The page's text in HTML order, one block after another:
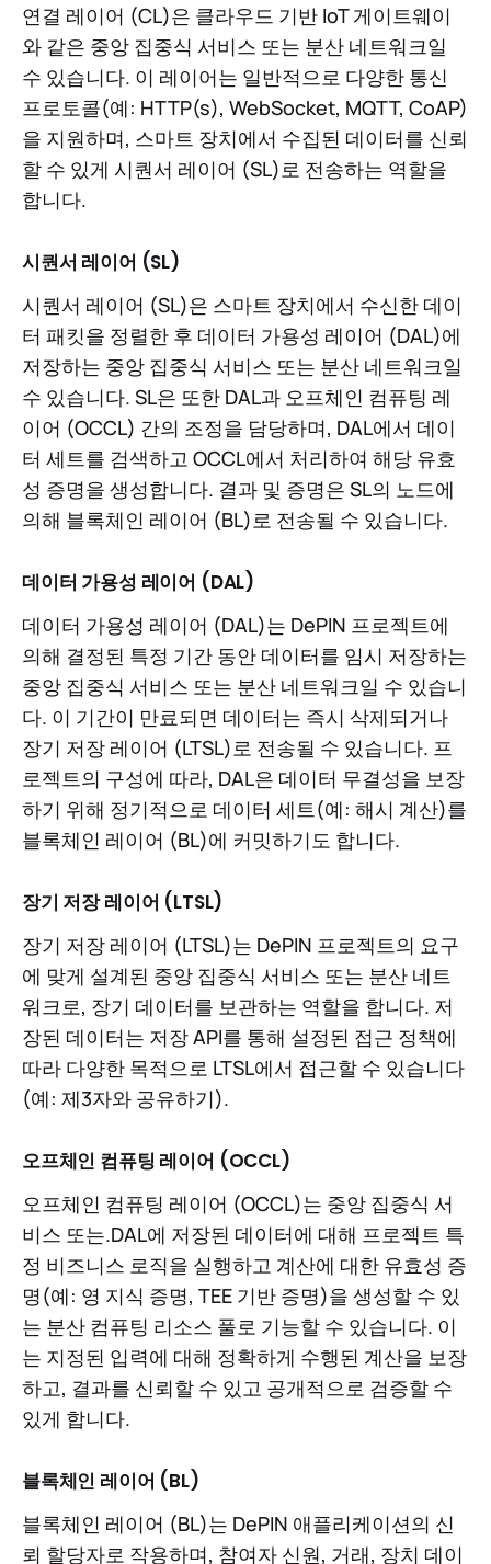
연결 레이어 (CL)은 클라우드 기반 IoT 게이트웨이
와 같은 중앙 집중식 서비스 또는 분산 네트워크일
수 있습니다. 이 레이어는 일반적으로 다양한 통신
프로토콜(예: HTTP(s), WebSocket, MQTT, CoAP)
을 지원하며, 스마트 장치에서 수집된 데이터를 신뢰
할 수 있게 시퀀서 레이어 (SL)로 전송하는 역할을
합니다.
시퀀서 레이어 (SL)
시퀀서 레이어 (SL)은 스마트 장치에서 수신한 데이
터 패킷을 정렬한 후 데이터 가용성 레이어 (DAL)에
저장하는 중앙 집중식 서비스 또는 분산 네트워크일
수 있습니다. SL은 또한 DAL과 오프체인 컴퓨팅 레
이어 (OCCL) 간의 조정을 담당하며, DAL에서 데이
터 세트를 검색하고 OCCL에서 처리하여 해당 유효
성 증명을 생성합니다. 결과 및 증명은 SL의 노드에
의해 블록체인 레이어 (BL)로 전송될 수 있습니다.
데이터 가용성 레이어 (DAL)
데이터 가용성 레이어 (DAL)는 DePIN 프로젝트에
의해 결정된 특정 기간 동안 데이터를 임시 저장하는
중앙 집중식 서비스 또는 분산 네트워크일 수 있습니
다. 이 기간이 만료되면 데이터는 즉시 삭제되거나
장기 저장 레이어 (LTSL)로 전송될 수 있습니다. 프
로젝트의 구성에 따라, DAL은 데이터 무결성을 보장
하기 위해 정기적으로 데이터 세트(예: 해시 계산)를
블록체인 레이어 (BL)에 커밋하기도 합니다.
장기 저장 레이어 (LTSL)
장기 저장 레이어 (LTSL)는 DePIN 프로젝트의 요구
에 맞게 설계된 중앙 집중식 서비스 또는 분산 네트
워크로, 장기 데이터를 보관하는 역할을 합니다. 저
장된 데이터는 저장 API를 통해 설정된 접근 정책에
따라 다양한 목적으로 LTSL에서 접근할 수 있습니다
(예: 제3자와 공유하기).
오프체인 컴퓨팅 레이어 (OCCL)
오프체인 컴퓨팅 레이어 (OCCL)는 중앙 집중식 서
비스 또는.DAL에 저장된 데이터에 대해 프로젝트 특
정 비즈니스 로직을 실행하고 계산에 대한 유효성 증
명(예: 영 지식 증명, TEE 기반 증명)을 생성할 수 있
는 분산 컴퓨팅 리소스 풀로 기능할 수 있습니다. 이
는 지정된 입력에 대해 정확하게 수행된 계산을 보장
하고, 결과를 신뢰할 수 있고 공개적으로 검증할 수
있게 합니다.
블록체인 레이어 (BL)
블록체인 레이어 (BL)는 DePIN 애플리케이션의 신
뢰 할당자로 작용하며, 참여자 신원, 거래, 장치 데이